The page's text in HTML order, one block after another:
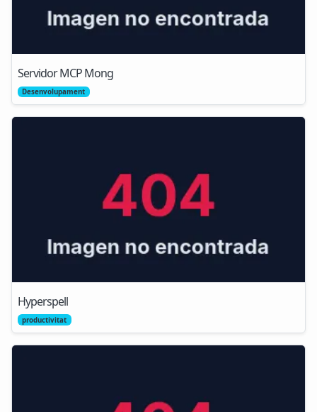
Servidor MCP Mong
Desenvolupament
Hyperspell
productivitat